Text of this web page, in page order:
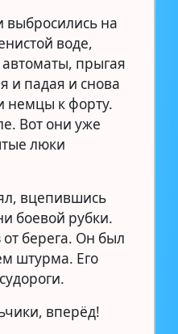
на
воде,
прыгая
и падая и снова
немцы к форту.
Вот они уже
люки
вцепившись
боевой рубки.
берега. Он был
штурма. Его
вперёд!